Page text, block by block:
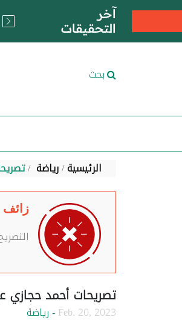
آخر
التحقيقات
بحث
الرئيسية رياضة
زائف
تصريحات أحمد حجازي
Feb. 20, 2023 - رياضة